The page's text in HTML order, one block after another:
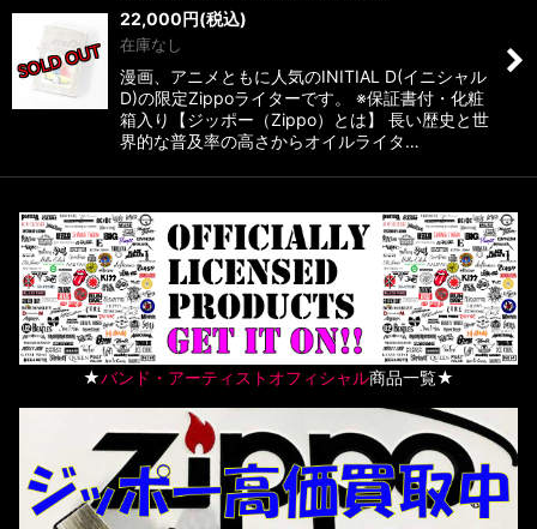
22,000円(税込)
在庫なし
漫画、アニメともに人気のINITIAL D(イニシャル
D)の限定Zippoライターです。 ※保証書付・化粧
箱入り【ジッポー（Zippo）とは】 長い歴史と世
界的な普及率の高さからオイルライタ…
★バンド・アーティストオフィシャル商品一覧★